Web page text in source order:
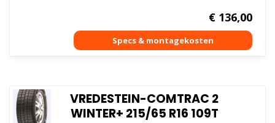
€136,00
VREDESTEIN-COMTRAC 2
WINTER+ 215/65 R16 109T